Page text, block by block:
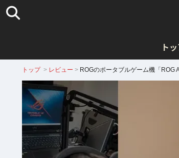
ト
トップ > レビュー > ROGのポータブルゲーム機「ROG